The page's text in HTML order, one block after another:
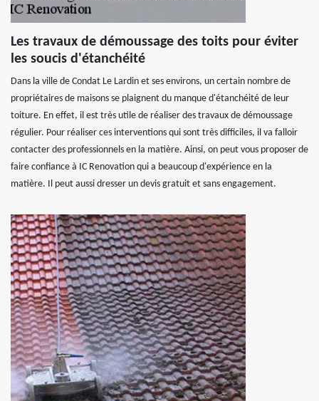
Les travaux de démoussage des toits pour éviter
les soucis d'étanchéité
Dans la ville de Condat Le Lardin et ses environs, un certain nombre de
propriétaires de maisons se plaignent du manque d'étanchéité de leur
toiture. En effet, il est très utile de réaliser des travaux de démoussage
régulier. Pour réaliser ces interventions qui sont très difficiles, il va falloir
contacter des professionnels en la matière. Ainsi, on peut vous proposer de
faire confiance à IC Renovation qui a beaucoup d'expérience en la
matière. Il peut aussi dresser un devis gratuit et sans engagement.